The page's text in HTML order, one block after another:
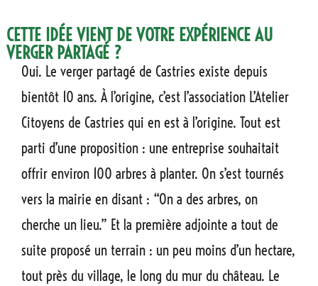
CETTE IDÉE VIENT DE VOTRE EXPÉRIENCE AU
VERGER PARTAGÉ ?
Oui. Le verger partagé de Castries existe depuis
bientôt 10 ans. À l’origine, c’est l’association L’Atelier
Citoyens de Castries qui en est à l’origine. Tout est
parti d’une proposition : une entreprise souhaitait
offrir environ 100 arbres à planter. On s’est tournés
vers la mairie en disant : “On a des arbres, on
cherche un lieu.” Et la première adjointe a tout de
suite proposé un terrain : un peu moins d’un hectare,
tout près du village, le long du mur du château. Le